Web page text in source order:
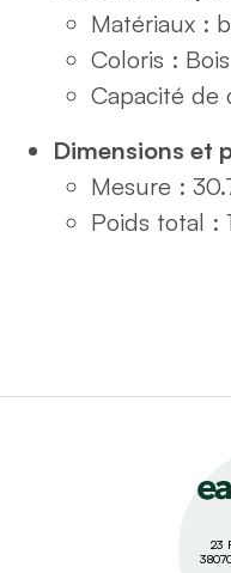
Matériaux :
Coloris : Bois
Capacité de
Dimensions et
Mesure :
Poids total :
23